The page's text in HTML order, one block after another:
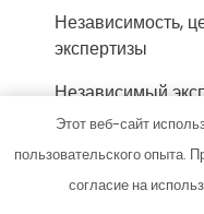
Независимость,
экспертизы
Независимый
Ностро,
НТЭКС,
Этот веб-сайт
пользовательского опыта.
согласие на